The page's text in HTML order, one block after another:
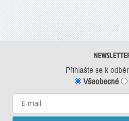
Přihlašte se k
Všeobecné